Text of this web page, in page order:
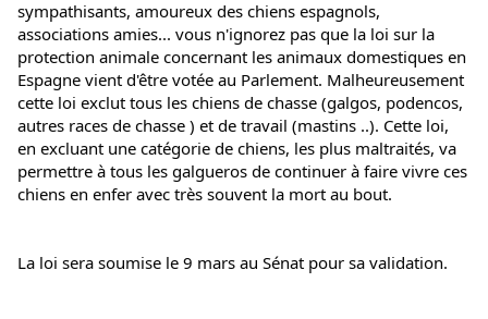
sympathisants, amoureux des chiens espagnols,
associations amies... vous n'ignorez pas que la loi sur la
protection animale concernant les animaux domestiques en
Espagne vient d'être votée au Parlement. Malheureusement
cette loi exclut tous les chiens de chasse (galgos, podencos,
autres races de chasse ) et de travail (mastins ..). Cette loi,
en excluant une catégorie de chiens, les plus maltraités, va
permettre à tous les galgueros de continuer à faire vivre ces
chiens en enfer avec très souvent la mort au bout.
La loi sera soumise le 9 mars au Sénat pour sa validation.